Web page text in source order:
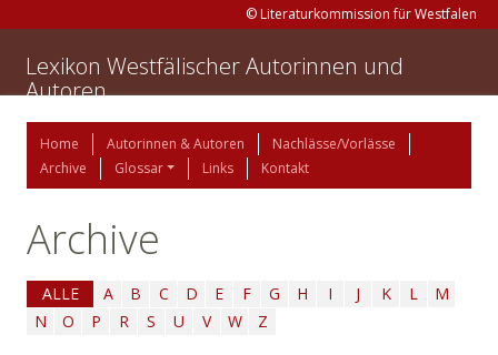
© Literaturkommission für Westfalen
Lexikon Westfälischer Autorinnen und
Autoren
Home Autorinnen & Autoren
Nachlässe/Vorlässe
Archive
Glossar Links Kontakt
Archive
ALLE A B C D E F G H I J K L
M
N
O P R S U V W Z